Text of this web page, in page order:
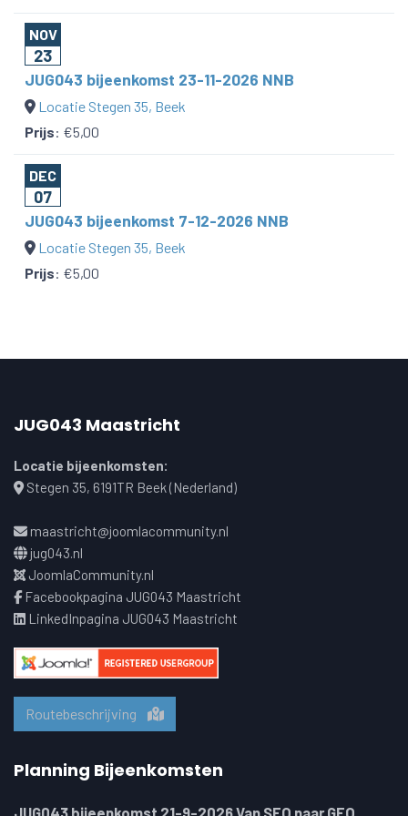
NOV
23
JUG043 bijeenkomst 23-11-2026 NNB
Locatie Stegen 35, Beek
Prijs: €5,00
DEC
07
JUG043 bijeenkomst 7-12-2026 NNB
Locatie Stegen 35, Beek
Prijs: €5,00
JUG043 Maastricht
Locatie bijeenkomsten:
Stegen 35, 6191TR Beek (Nederland)
maastricht@joomlacommunity.nl
jug043.nl
JoomlaCommunity.nl
Facebookpagina JUG043 Maastricht
LinkedInpagina JUG043 Maastricht
Routebeschrijving
Planning Bijeenkomsten
JUG043 bijeenkomst 21-9-2026 Van SEO naar GEO